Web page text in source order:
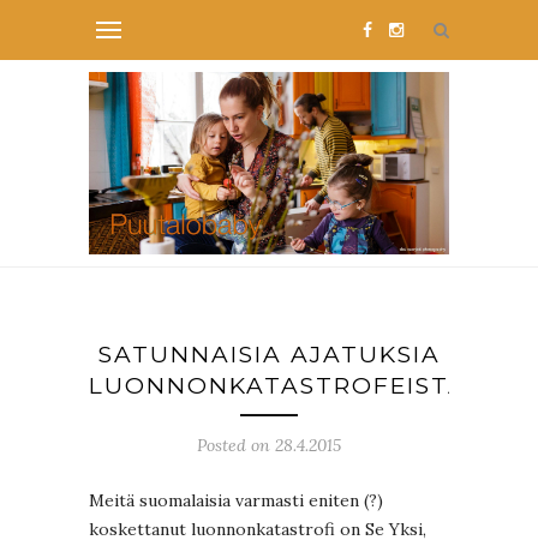
SATUNNAISIA AJATUKSIA
LUONNONKATASTROFEISTA
Posted on 28.4.2015
Meitä suomalaisia varmasti eniten (?)
koskettanut luonnonkatastrofi on Se Yksi,